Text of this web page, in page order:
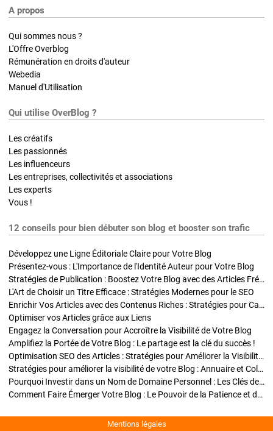
A propos
Qui sommes nous ?
L'Offre Overblog
Rémunération en droits d'auteur
Webedia
Manuel d'Utilisation
Qui utilise OverBlog ?
Les créatifs
Les passionnés
Les influenceurs
Les entreprises, collectivités et associations
Les experts
Vous !
12 conseils pour bien débuter son blog et booster son trafic
Développez une Ligne Éditoriale Claire pour Votre Blog
Présentez-vous : L'Importance de l'Identité Auteur pour Votre Blog
Stratégies de Publication : Boostez Votre Blog avec des Articles Fréquents et Exclusifs
L'Art de Choisir un Titre Efficace : Stratégies Modernes pour le SEO
Enrichir Vos Articles avec des Contenus Riches : Stratégies pour Captiver et Optimiser
Optimiser vos Articles grâce aux Liens
Engagez la Conversation pour Accroître la Visibilité de Votre Blog
Amplifiez la Portée de Votre Blog : Le partage est la clé du succès !
Optimisation SEO des Articles : Stratégies pour Améliorer la Visibilité de Votre Blog
Stratégies pour améliorer la visibilité de votre Blog : Annuaire et Collaborations
Pourquoi Investir dans un Nom de Domaine Personnel : Les Clés de la Réussite de Votre Blog
Comment Faire Émerger Votre Blog : Le Pouvoir de la Patience et de la Persévérance
Mentions légales